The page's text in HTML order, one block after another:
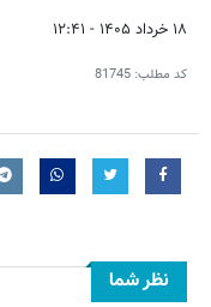
۱۸ خرداد ۱۴۰۵ - ۱۲:۴۱
کد مطلب: 81745
نظر شما